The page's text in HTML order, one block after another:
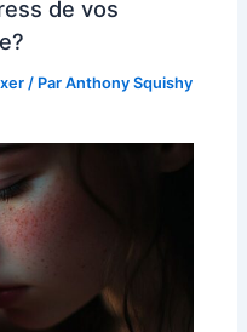
de vos
/ ParAnthony Squishy